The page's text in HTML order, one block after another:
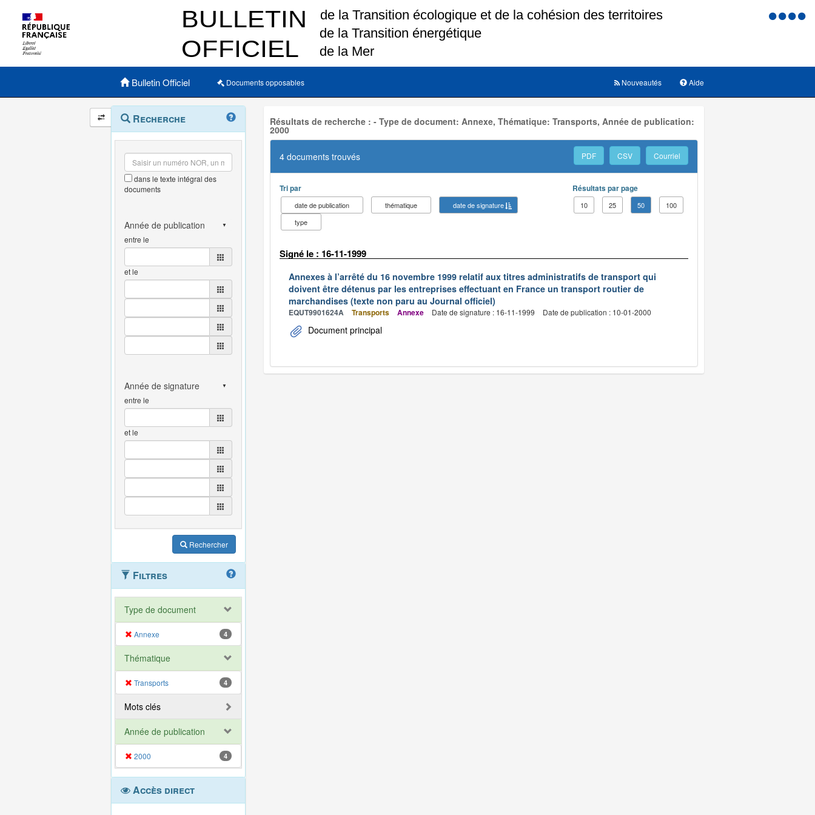
Menu
Menu principal
Bulletin Officiel Documents opposables Aide
Nouveautés
Navigation
et
outils
annexes
Menu
contextuel
Recherche
dans le texte intégral des
documents
entre le
et le
entre le
et le
Rechercher
Filtres
Type de document
Annexe 4
Thématique
Transports 4
Mots clés
Année de publication
2000 4
Accès direct
Résultats de recherche : - Type de document: Annexe, Thématique: Transports, Année de publication:
2000
4 documents trouvés PDF CSV Courriel
Tri par
date de publication thématique
date de signature
type
Résultats par page
10 25 50 100
Signé le : 16-11-1999
Annexes à l’arrêté du 16 novembre 1999 relatif aux titres administratifs de transport qui
doivent être détenus par les entreprises effectuant en France un transport routier de
marchandises (texte non paru au Journal officiel)
EQUT9901624A Transports Annexe Date de signature : 16-11-1999 Date de publication : 10-01-2000
Document principal